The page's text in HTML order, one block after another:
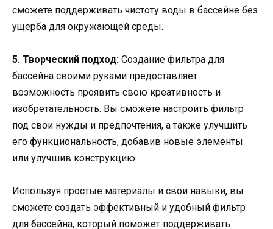
сможете поддерживать чистоту воды в бассейне без
ущерба для окружающей среды.
5. Творческий подход: Создание фильтра для
бассейна своими руками предоставляет
возможность проявить свою креативность и
изобретательность. Вы сможете настроить фильтр
под свои нужды и предпочтения, а также улучшить
его функциональность, добавив новые элементы
или улучшив конструкцию.
Используя простые материалы и свои навыки, вы
сможете создать эффективный и удобный фильтр
для бассейна, который поможет поддерживать